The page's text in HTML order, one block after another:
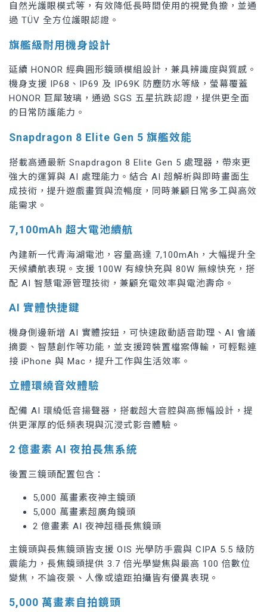
自然光護眼模式等，有效降低長時間使用的視覺負擔，並通
過 TÜV 全方位護眼認證。
旗艦級耐用機身設計
延續 HONOR 經典圓形鏡頭模組設計，兼具辨識度與質感。
機身支援 IP68、IP69 及 IP69K 防塵防水等級，螢幕覆蓋
HONOR 巨犀玻璃，通過 SGS 五星抗跌認證，提供更全面
的日常防護能力。
Snapdragon 8 Elite Gen 5 旗艦效能
搭載高通最新 Snapdragon 8 Elite Gen 5 處理器，帶來更
強大的運算與 AI 處理能力。結合 AI 超解析與即時畫面生
成技術，提升遊戲畫質與流暢度，同時兼顧日常多工與高效
能需求。
7,100mAh 超大電池續航
內建新一代青海湖電池，容量高達 7,100mAh，大幅提升全
天候續航表現。支援 100W 有線快充與 80W 無線快充，搭
配 AI 智慧電源管理技術，兼顧充電效率與電池壽命。
AI 實體快捷鍵
機身側邊新增 AI 實體按鈕，可快速啟動語音助理、AI 會議
摘要、智慧創作等功能，並支援跨裝置檔案傳輸，可輕鬆連
接 iPhone 與 Mac，提升工作與生活效率。
立體環繞音效體驗
配備 AI 環繞低音揚聲器，搭載超大音腔與高振幅設計，提
供更渾厚的低頻表現與沉浸式影音體驗。
2 億畫素 AI 夜拍長焦系統
後置三鏡頭配置包含：
5,000 萬畫素夜神主鏡頭
5,000 萬畫素超廣角鏡頭
2 億畫素 AI 夜神超穩長焦鏡頭
主鏡頭與長焦鏡頭皆支援 OIS 光學防手震與 CIPA 5.5 級防
震能力，長焦鏡頭提供 3.7 倍光學變焦與最高 100 倍數位
變焦，不論夜景、人像或遠距拍攝皆有優異表現。
5,000 萬畫素自拍鏡頭